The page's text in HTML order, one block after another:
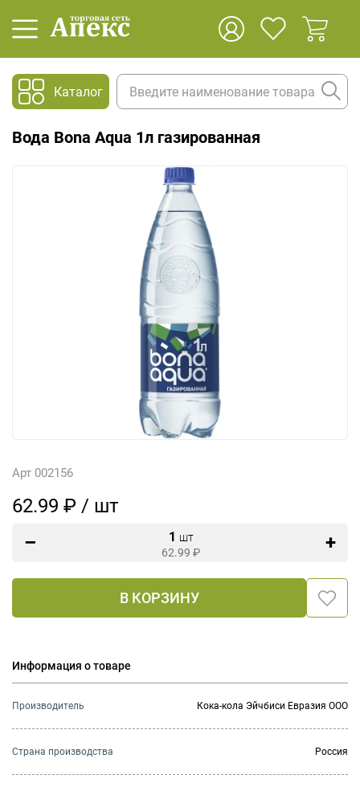
Каталог
Вода Bona Aqua 1л газированная
Арт 002156
62.99 ₽ / шт
1 шт
62.99 ₽
В КОРЗИНУ
Информация о товаре
Производитель Кока-кола Эйчбиси Евразия ООО
Страна производства Россия